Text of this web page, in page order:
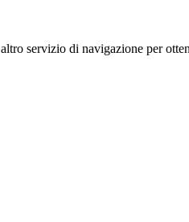
servizio di navigazione per